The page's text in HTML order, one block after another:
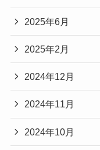
2025年6月
2025年2月
2024年12月
2024年11月
2024年10月